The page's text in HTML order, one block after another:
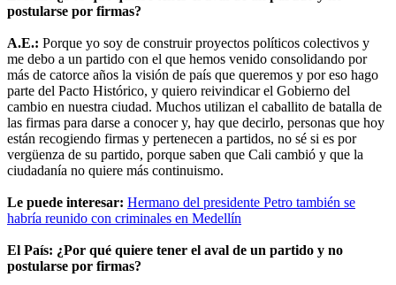
postularse por firmas?
A.E.: Porque yo soy de construir proyectos políticos colectivos y
me debo a un partido con el que hemos venido consolidando por
más de catorce años la visión de país que queremos y por eso hago
parte del Pacto Histórico, y quiero reivindicar el Gobierno del
cambio en nuestra ciudad. Muchos utilizan el caballito de batalla de
las firmas para darse a conocer y, hay que decirlo, personas que hoy
están recogiendo firmas y pertenecen a partidos, no sé si es por
vergüenza de su partido, porque saben que Cali cambió y que la
ciudadanía no quiere más continuismo.
Le puede interesar: Hermano del presidente Petro también se
habría reunido con criminales en Medellín
El País: ¿Por qué quiere tener el aval de un partido y no
postularse por firmas?